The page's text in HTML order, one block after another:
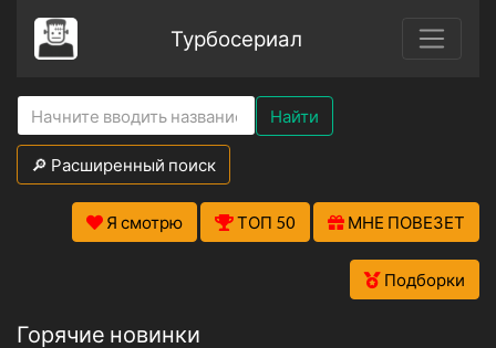
Турбосериал
Найти
🔎 Расширенный поиск
Я смотрю ТОП 50 МНЕ ПОВЕЗЕТ
Подборки
Горячие новинки